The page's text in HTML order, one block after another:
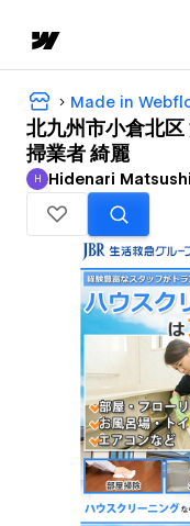
Made in
北九州市小倉北
掃業者 綺麗
Hidenari Matsushima
H Hidenari